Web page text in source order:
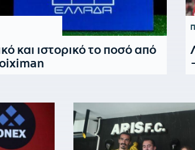
και ιστορικό το ποσό από